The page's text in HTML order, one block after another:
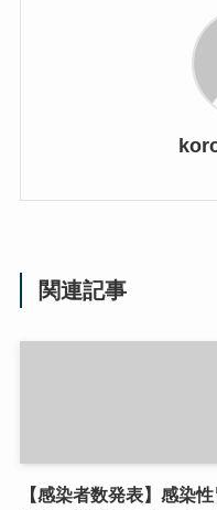
関連記事
【感染者数発表】感染性